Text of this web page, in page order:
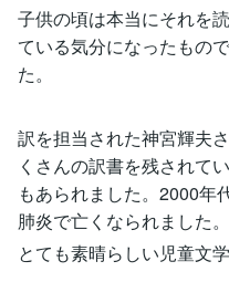
子供の頃は本当にそれを
ている気分になったもの
た。
訳を担当された神宮輝夫
くさんの訳書を残されて
もあられました。2000年
肺炎で亡くなられました。
とても素晴らしい児童文